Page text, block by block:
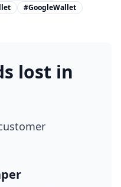
#GoogleWallet
lost in